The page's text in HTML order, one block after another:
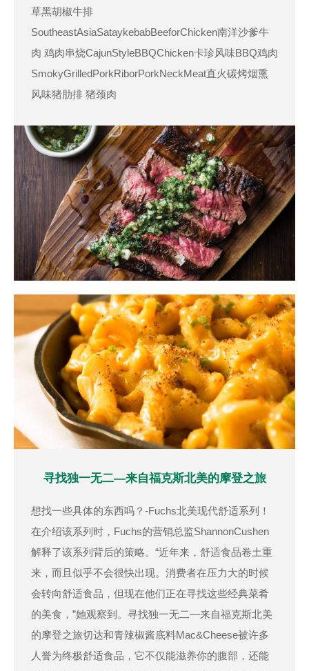
草黑胡椒牛排
SoutheastAsiaSataykebabBeeforChicken南洋沙爹牛
肉 鸡肉串烧CajunStyleBBQChicken卡珍风味BBQ鸡肉
SmokyGrilledPorkRiborPorkNeckMeat直火碳烤烟熏
风味猪肋排 猪颈肉
寻找独一无二—来自福克斯北美的摩登之旅
想找一些具体的东西吗？-Fuchs北美现代舒适系列！
在介绍该系列时，Fuchs的营销总监ShannonCushen
解释了该系列背后的策略。“近年来，舒适食品卷土重
来，而且似乎不会很快出现。消费者在压力大的时候
会转向舒适食品，但现在他们正在寻找这些经典菜肴
的美食，”她观察到。寻找独一无二—来自福克斯北美
的摩登之旅切达和青辣椒酱底料Mac&Cheese被许多
人誉为终极舒适食品，它不仅能滋养你的腹部，还能